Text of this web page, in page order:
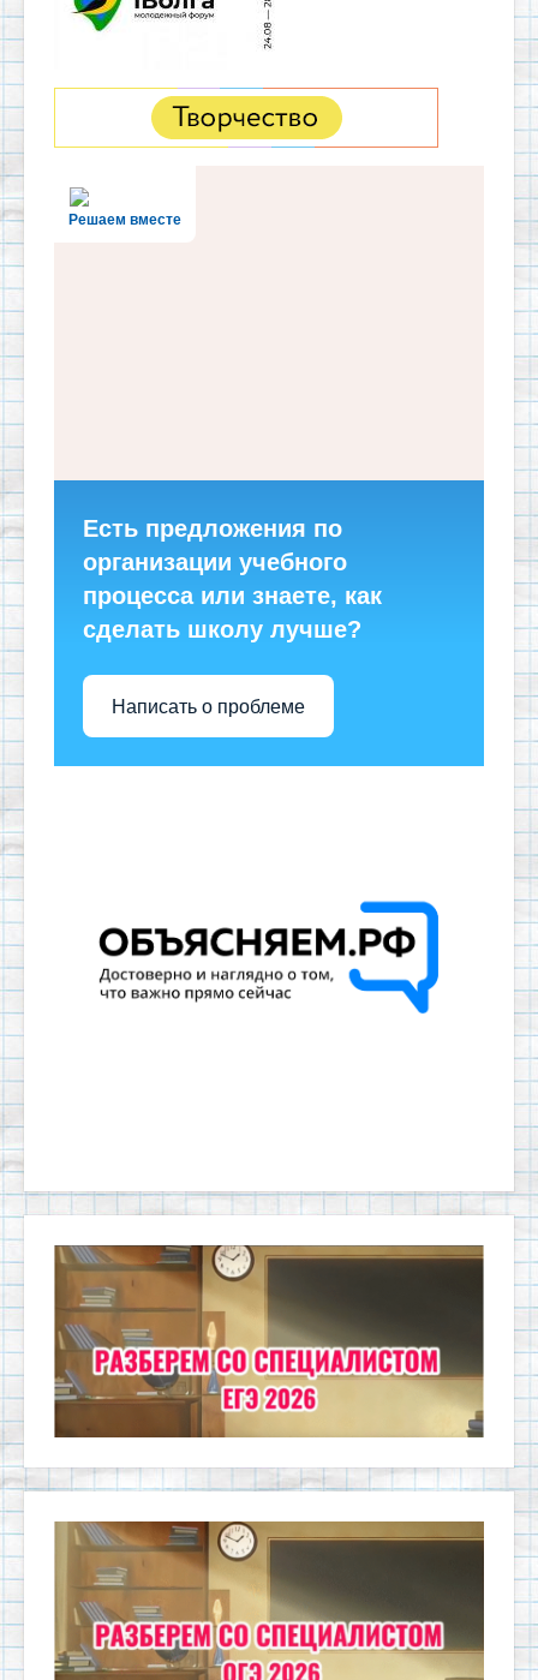
Решаем вместе
Есть предложения по
организации учебного
процесса или знаете, как
сделать школу лучше?
Написать о проблеме